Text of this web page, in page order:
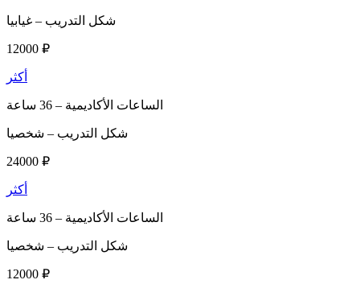
شكل التدريب – غيابيا
12000 ₽
أكثر
الساعات الأكاديمية –
شكل التدريب – شخصيا
24000 ₽
أكثر
الساعات الأكاديمية –
شكل التدريب – شخصيا
12000 ₽